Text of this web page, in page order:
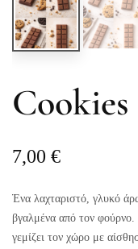
7,00 €
Ένα λαχταριστό, γλυκό
βγαλμένα από τον
γεμίζει τον χώρο με